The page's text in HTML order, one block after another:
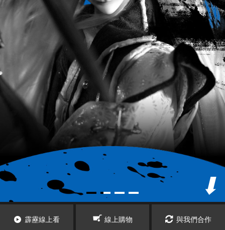
霹靂線上看 線上購物 與我們合作